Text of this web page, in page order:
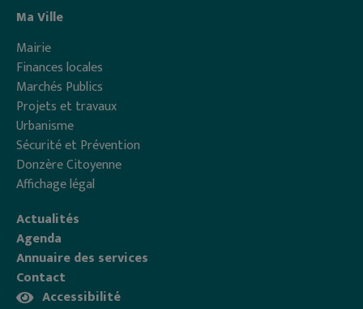
Ma Ville
Mairie
Finances locales
Marchés Publics
Projets et travaux
Urbanisme
Sécurité et Prévention
Donzère Citoyenne
Affichage légal
Actualités
Agenda
Annuaire des services
Contact
Accessibilité